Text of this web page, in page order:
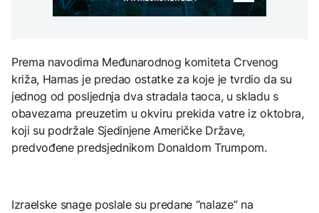
prodaja ulaznica za 32.
Sarajevo Film Festival
Prema navodima Međunarodnog komiteta Crvenog
križa, Hamas je predao ostatke za koje je tvrdio da su
jednog od posljednja dva stradala taoca, u skladu s
obavezama preuzetim u okviru prekida vatre iz oktobra,
koji su podržale Sjedinjene Američke Države,
predvođene predsjednikom Donaldom Trumpom.
Izraelske snage poslale su predane “nalaze” na